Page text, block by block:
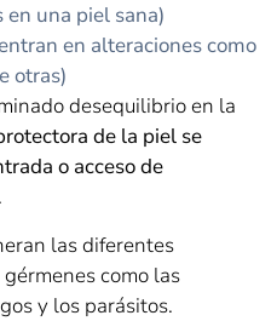
en una piel sana)
en alteraciones como
otras)
desequilibrio en la
de la piel se
o acceso de
.
las diferentes
como las
y los parásitos.